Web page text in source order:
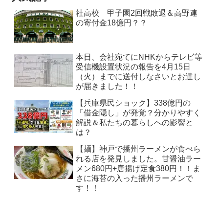
社高校 甲子園2回戦敗退＆高野連
の寄付金18億円？？
本日、会社宛てにNHKからテレビ等
受信機設置状況の報告を4月15日
（火）までに送付しなさいとお達し
が届きました！！
【兵庫県民ショック】338億円の
「借金隠し」が発覚？分かりやすく
解説＆私たちの暮らしへの影響と
は？
【麺】神戸で播州ラーメンが食べら
れる店を発見しました。甘醤油ラー
メン680円+唐揚げ定食380円！！ま
さに海苔の入った播州ラーメンで
す！！